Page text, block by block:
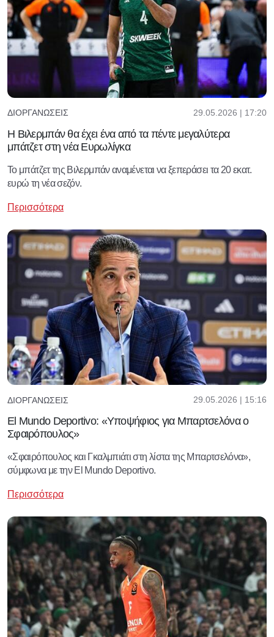
ΔΙΟΡΓΑΝΏΣΕΙΣ 29.05.2026 | 17:20
Η Βιλερμπάν θα έχει ένα από τα πέντε μεγαλύτερα
μπάτζετ στη νέα Ευρωλίγκα
Το μπάτζετ της Βιλερμπάν αναμένεται να ξεπεράσει τα 20 εκατ.
ευρώ τη νέα σεζόν.
Περισσότερα
ΔΙΟΡΓΑΝΏΣΕΙΣ 29.05.2026 | 15:16
El Mundo Deportivo: «Υποψήφιος για Μπαρτσελόνα ο
Σφαιρόπουλος»
«Σφαιρόπουλος και Γκαλμπιάτι στη λίστα της Μπαρτσελόνα»,
σύμφωνα με την El Mundo Deportivo.
Περισσότερα